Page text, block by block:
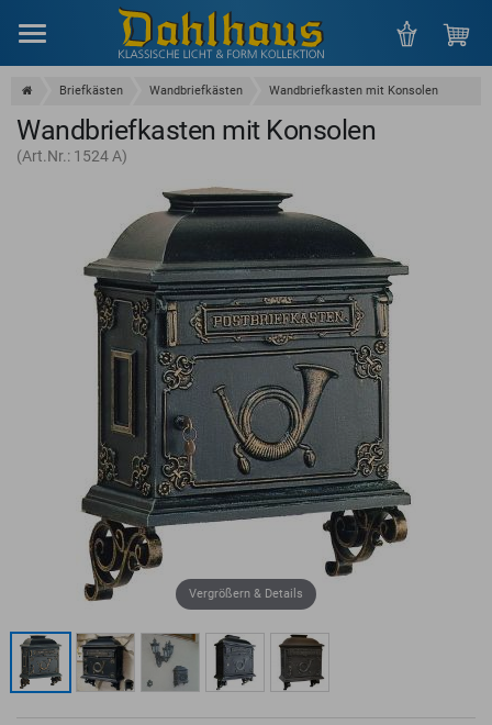
Briefkästen Wandbriefkästen Wandbriefkasten mit Konsolen
Wandbriefkasten mit Konsolen
(Art.Nr.: 1524 A)
Vergrößern & Details